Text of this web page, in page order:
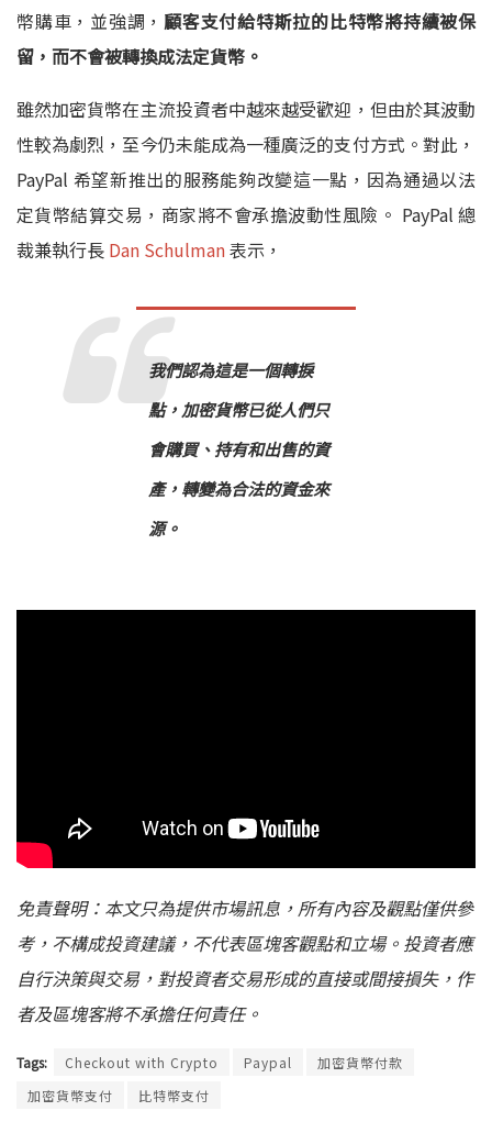
幣購車，並強調， 顧客支付給特斯拉的比特幣將持續被保
留，而不會被轉換成法定貨幣。
雖然加密貨幣在主流投資者中越來越受歡迎，但由於其波動
性較為劇烈，至今仍未能成為一種廣泛的支付方式。對此，
PayPal 希望新推出的服務能夠改變這一點，因為通過以法
定貨幣結算交易，商家將不會承擔波動性風險。 PayPal 總
裁兼執行長 Dan Schulman表示，
我們認為這是一個轉捩
點，加密貨幣已從人們只
會購買、持有和出售的資
產，轉變為合法的資金來
源。
免責聲明：本文只為提供市場訊息，所有內容及觀點僅供參
考，不構成投資建議，不代表區塊客觀點和立場。投資者應
自行決策與交易，對投資者交易形成的直接或間接損失，作
者及區塊客將不承擔任何責任。
Tags: Checkout with Crypto Paypal
加密貨幣付款
加密貨幣支付
比特幣支付